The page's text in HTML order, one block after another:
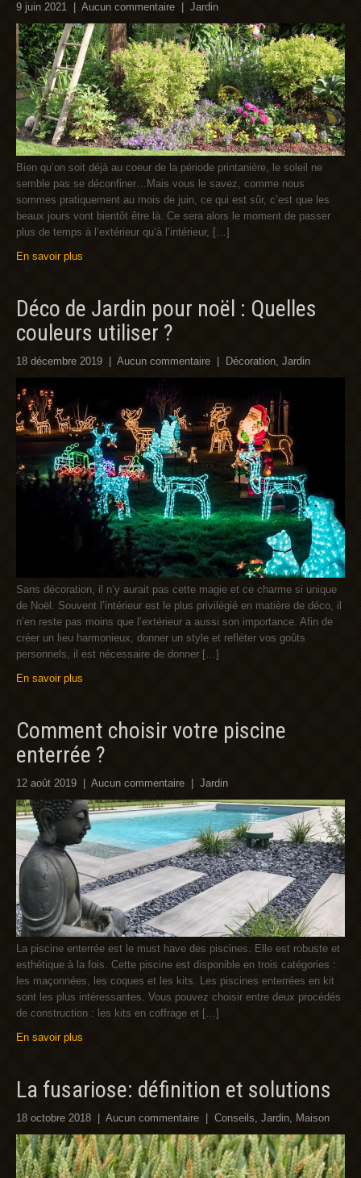
9 juin 2021 Aucun commentaire Jardin
Bien qu’on soit déjà au coeur de la période printanière, le soleil ne
semble pas se déconfiner…Mais vous le savez, comme nous
sommes pratiquement au mois de juin, ce qui est sûr, c’est que les
beaux jours vont bientôt être là. Ce sera alors le moment de passer
plus de temps à l’extérieur qu’à l’intérieur, […]
En savoir plus
Déco de Jardin pour noël : Quelles
couleurs utiliser ?
18 décembre 2019 | Aucun commentaire | Décoration Jardin
Sans décoration, il n’y aurait pas cette magie et ce charme si unique
de Noël. Souvent l’intérieur est le plus privilégié en matière de déco, il
n’en reste pas moins que l’extérieur a aussi son importance. Afin de
créer un lieu harmonieux, donner un style et refléter vos goûts
personnels, il est nécessaire de donner […]
En savoir plus
Comment choisir votre piscine
enterrée ?
12 août 2019 Aucun commentaire Jardin
La piscine enterrée est le must have des piscines. Elle est robuste et
esthétique à la fois. Cette piscine est disponible en trois catégories :
les maçonnées, les coques et les kits. Les piscines enterrées en kit
sont les plus intéressantes. Vous pouvez choisir entre deux procédés
de construction : les kits en coffrage et […]
En savoir plus
La fusariose: définition et solutions
18 octobre 2018 Aucun commentaire Conseils Jardin Maison